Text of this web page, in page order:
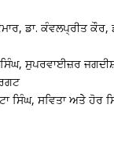
ਡਾ. ਕੰਵਲਪ੍ਰੀਤ ਕੌਰ,
ਸੁਪਰਵਾਈਜ਼ਰ
ਸਿੰਘ, ਸਵਿਤਾ ਅਤੇੇ ਹੋਰ